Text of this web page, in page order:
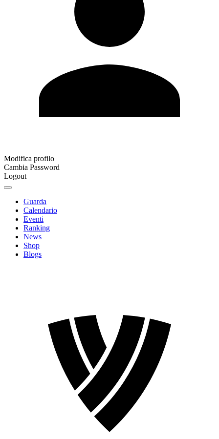
Modifica profilo
Cambia Password
Logout
Guarda
Calendario
Eventi
Ranking
News
Shop
Blogs